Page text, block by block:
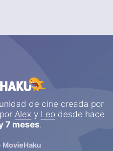
de cine creada por
Alex y Leo desde hace
7 meses.
MovieHaku